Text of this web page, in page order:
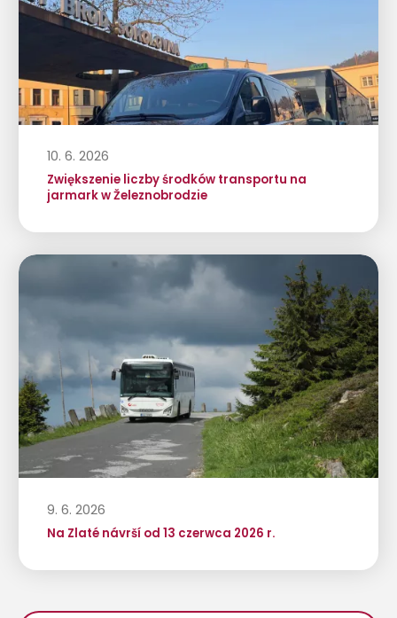
10. 6. 2026
Zwiększenie liczby środków transportu na
jarmark w Železnobrodzie
9. 6. 2026
Na Zlaté návrší od 13 czerwca 2026 r.